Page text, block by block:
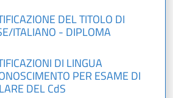
DEL TITOLO DI
ITALIANO - DIPLOMA
DI LINGUA
PER ESAME DI
DEL CdS